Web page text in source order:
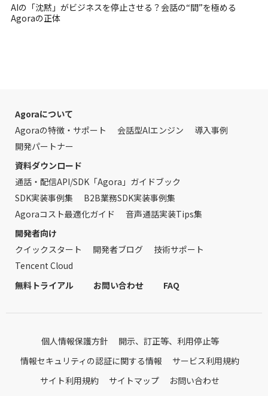
AIの「沈黙」がビジネスを停止させる？会話の“間”を極める
Agoraの正体
Agoraについて
Agoraの特徴・サポート
会話型AIエンジン
導入事例
開発パートナー
資料ダウンロード
通話・配信API/SDK「Agora」ガイドブック
SDK実装事例集
B2B業務SDK実装事例集
Agoraコスト最適化ガイド
音声通話実装Tips集
開発者向け
クイックスタート
開発者ブログ
技術サポート
Tencent Cloud
無料トライアル
お問い合わせ FAQ
個人情報保護方針
開示、訂正等、利用停止等
情報セキュリティの認証に関する情報
サービス利用規約
サイト利用規約
サイトマップ お問い合わせ